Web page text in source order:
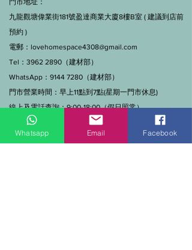
門市地址：
九龍觀塘偉業街181號盈達商業大廈8樓B室 ( 建議到店前
預約 )
電郵： lovehomespace4308@gmail.com
Tel：3962 2890（建材部）
WhatsApp：9144 7280（建材部）
門市營業時間：早上11點到7點(星期一門市休息)
線上及電話查詢：9:00-18:00（假日照常）。
Whatsapp Email Facebook